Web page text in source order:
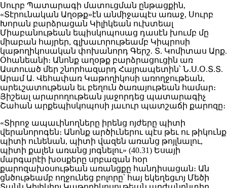
Սուրբ Պատարագի մատուցման ընթացքին,
«Տէրունական Աղօթք»էն անմիջապէս առաջ, Սուրբ
Խորան բարձրացան Կիլիկեան ուխտեալ
Միաբանութեան եպիսկոպոսաց դասէն խումբ մը
միաբան հայրեր, գլխաւորութեամբ Կիպրոսի
կաթողիկոսական փոխանորդ Գերշ. Տ. Կոմիտաս Արք.
Օհանեանի։ Անոնք աղօթք բարձրացուցին առ
Աստուած մեր շնորհազարդ Հայրապետին՝ Ն.Ս.Օ.Տ.Տ.
Արամ Ա. Վեհափառ Կաթողիկոսի առողջութեան,
արեւշատութեան եւ բեղուն ծառայութեան համար։
Յիշեալ արարողութեան յաջորդեց պատարագիչ
Շահան արքեպիսկոպոսի յաւուր պատշաճի քարոզը։
«Տիրոջ ապաւինողները իրենց ոյժերը պիտի
վերանորոգեն։ Անոնք արծիւներու պէս թեւ ու թիկունք
պիտի ունենան, պիտի վազեն առանց թոյլնալու,
պիտի քալեն առանց յոգնելու» (40.31) Եսայի
մարգարէի խօսքերը սրբազան հօր
քարոզախօսութեան առանցքը հանդիսացան։ Ան
ցնծութեամբ ողջունեց բոլորը՝ հայ եկեղեցւոյ Մեծի